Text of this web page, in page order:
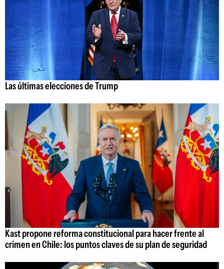
Las últimas elecciones de Trump
Kast propone reforma constitucional para hacer frente al
crimen en Chile: los puntos claves de su plan de seguridad